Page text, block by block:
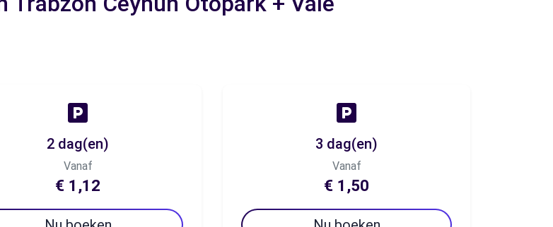
2 dag(en)
Vanaf
€ 1,12
3 dag(en)
Vanaf
€ 1,50